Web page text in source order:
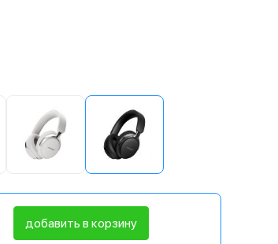
добавить в корзину